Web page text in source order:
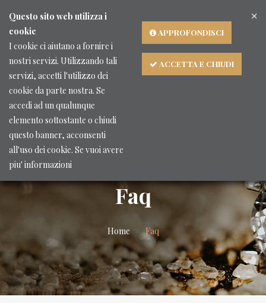
Faq
Home Faq
×
Questo sito web utilizza i
cookie
I cookie ci aiutano a fornire i
nostri servizi. Utilizzando tali
servizi, accetti l'utilizzo dei
cookie da parte nostra. Se
accedi ad un qualunque
elemento sottostante o chiudi
questo banner, acconsenti
all'uso dei cookie. Se vuoi avere
piu' informazioni
APPROFONDISCI
ACCETTA E CHIUDI